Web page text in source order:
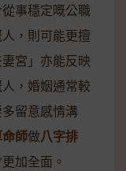
事穩定嘅公職
，則可能更擅
宮」亦能反映
，婚姻通常較
留意感情溝
師做八字排
加全面。